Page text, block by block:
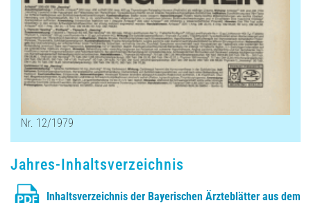
Nr. 12/1979
Jahres-Inhaltsverzeichnis
Inhaltsverzeichnis der Bayerischen Ärzteblätter aus dem